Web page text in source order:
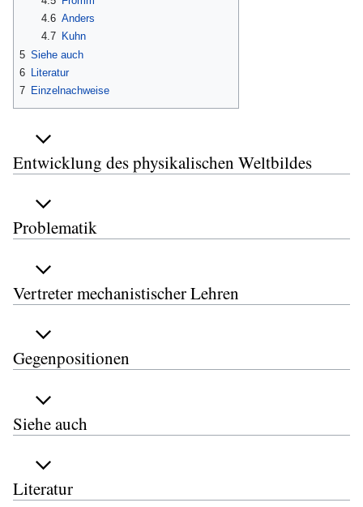
4.6 Anders
4.7
Kuhn
5 Siehe auch
6
Literatur
7 Einzelnachweise
Entwicklung des physikalischen Weltbildes
Problematik
Vertreter mechanistischer Lehren
Gegenpositionen
Siehe auch
Literatur